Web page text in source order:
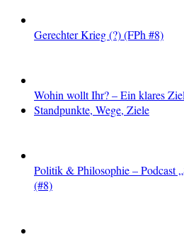
Gerechter Krieg (?) (FPh #8)
Wohin wollt Ihr? – Ein klares
Standpunkte, Wege, Ziele
Politik & Philosophie – Podcast
(#8)